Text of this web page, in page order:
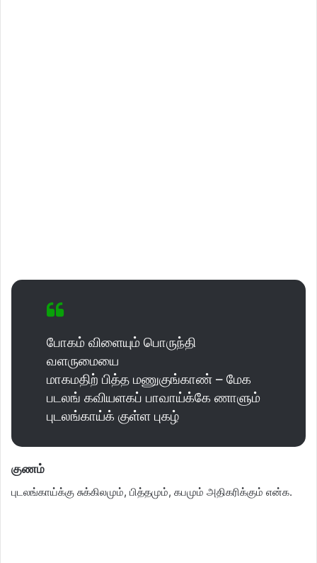
போகம் விளையும் பொருந்தி
வளருமையை
மாகமதிற் பித்த மணுகுங்காண் – மேக
படலங் கவியளகப் பாவாய்க்கே ணாளும்
புடலங்காய்க் குள்ள புகழ்
குணம்
புடலங்காய்க்கு சுக்கிலமும், பித்தமும், கபமும் அதிகரிக்கும் என்க.